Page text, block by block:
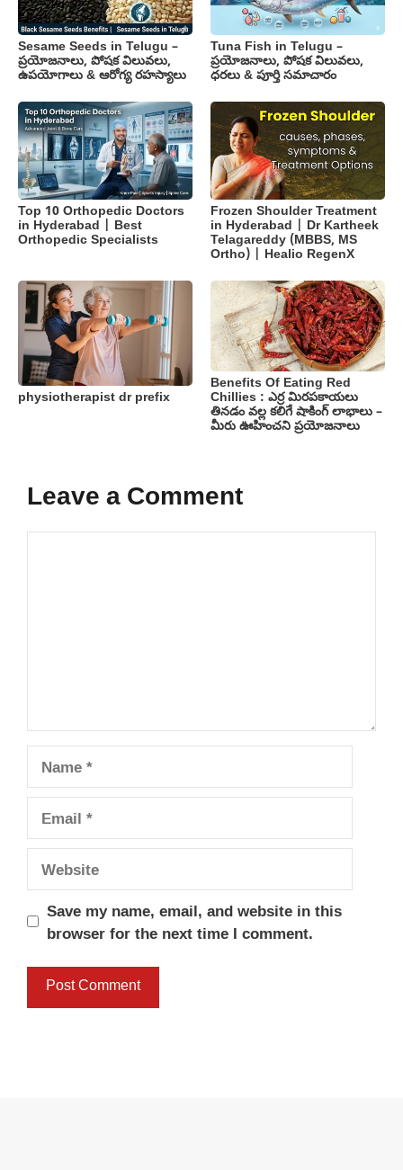
Sesame Seeds in Telugu –
ప్రయోజనాలు, పోషక విలువలు,
ఉపయోగాలు & ఆరోగ్య రహస్యాలు
Tuna Fish in Telugu –
ప్రయోజనాలు, పోషక విలువలు,
ధరలు & పూర్తి సమాచారం
Top 10 Orthopedic Doctors
in Hyderabad | Best
Orthopedic Specialists
Frozen Shoulder Treatment
in Hyderabad | Dr Kartheek
Telagareddy (MBBS, MS
Ortho) | Healio RegenX
physiotherapist dr prefix
Benefits Of Eating Red
Chillies : ఎర్ర మిరపకాయలు
తినడం వల్ల కలిగే షాకింగ్ లాభాలు –
మీరు ఊహించని ప్రయోజనాలు
Leave a Comment
Comment
Name
Email
Website
Save my name, email, and website in this
browser for the next time I comment.